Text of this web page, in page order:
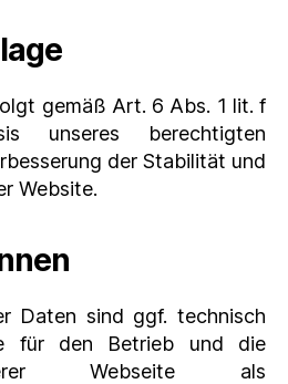
gemäß Art. 6 Abs. 1 lit. f
unseres berechtigten
der Stabilität und
Website.
Daten sind ggf. technisch
für den Betrieb und die
Webseite als